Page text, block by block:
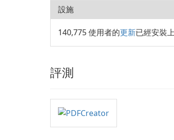
設施
140,775 使用者的更新已經安裝
評測